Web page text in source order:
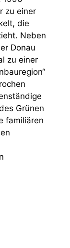
zu einer
die
Neben
Donau
zu einer
Grünen
familiären